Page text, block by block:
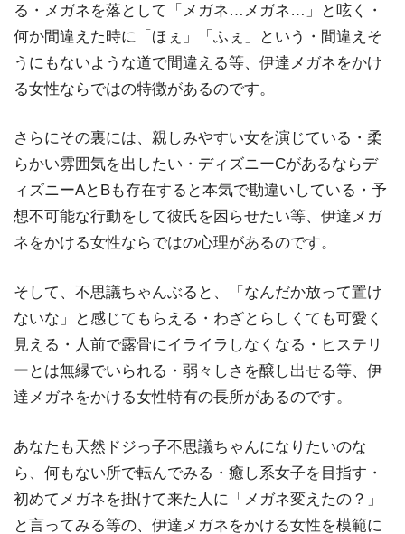
る・メガネを落として「メガネ…メガネ…」と呟く・
何か間違えた時に「ほぇ」「ふぇ」という・間違えそ
うにもないような道で間違える等、伊達メガネをかけ
る女性ならではの特徴があるのです。
さらにその裏には、親しみやすい女を演じている・柔
らかい雰囲気を出したい・ディズニーCがあるならデ
ィズニーAとBも存在すると本気で勘違いしている・予
想不可能な行動をして彼氏を困らせたい等、伊達メガ
ネをかける女性ならではの心理があるのです。
そして、不思議ちゃんぶると、「なんだか放って置け
ないな」と感じてもらえる・わざとらしくても可愛く
見える・人前で露骨にイライラしなくなる・ヒステリ
ーとは無縁でいられる・弱々しさを醸し出せる等、伊
達メガネをかける女性特有の長所があるのです。
あなたも天然ドジっ子不思議ちゃんになりたいのな
ら、何もない所で転んでみる・癒し系女子を目指す・
初めてメガネを掛けて来た人に「メガネ変えたの？」
と言ってみる等の、伊達メガネをかける女性を模範に